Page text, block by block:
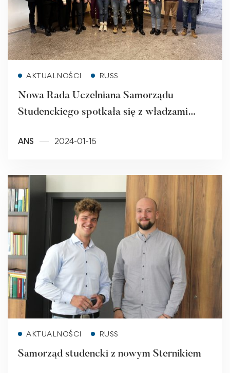
AKTUALNOŚCI RUSS
Nowa Rada Uczelniana Samorządu
Studenckiego spotkała się z władzami
ANS 2024-01-15
AKTUALNOŚCI RUSS
Samorząd studencki z nowym Sternikiem